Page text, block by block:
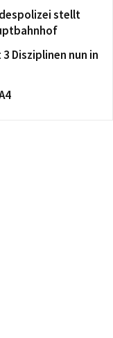
stellt
Disziplinen nun in